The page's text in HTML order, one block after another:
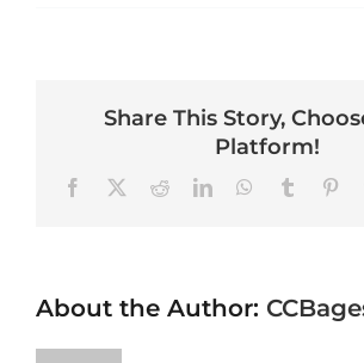
Share This Story,
Platform!
FacebookRedditLinkedInWhatsApp
About the Author: